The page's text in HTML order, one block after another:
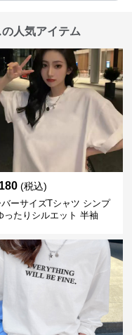
人気アイテム
(税込)
バーサイズTシャツ シンプ
ったりシルエット 半袖